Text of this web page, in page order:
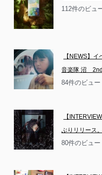
112件のビュ
【NEWS】
音楽隊 沼　
84件のビュー
【
ぶりリリース
80件のビュー